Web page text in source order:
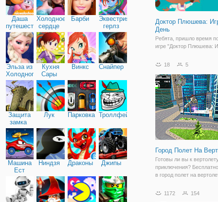
Даша
путешественница
Холодное
сердце
Барби
Эквестрия
герлз
Эльза из
Холодного
сердца
Кухня
Сары
Винкс Снайпер
Защита
замка
Лук Парковка Троллфейс
Машина
Ест
Машину
Ниндзя Драконы Джипы
Доктор Плюшева:
День
Ребята, пришло время
игре "Доктор Плюшева:
площадку. Компанию
её друзья: овечка
Хэлли, снеговик Чилли и
18 5
Город Полет На
Готовы ли вы к
приключения?
в город полет на
это ваш шанс стать
1172 154